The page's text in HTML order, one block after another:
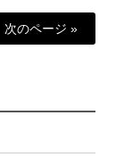
次のページ »